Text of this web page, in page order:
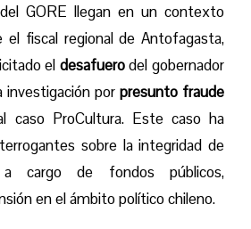
GORE llegan en un contexto
el fiscal regional de Antofagasta,
el desafuerodel gobernador
investigación por presunto fraude
caso ProCultura. Este caso ha
sobre la integridad de
a cargo de fondos públicos,
en el ámbito político chileno.